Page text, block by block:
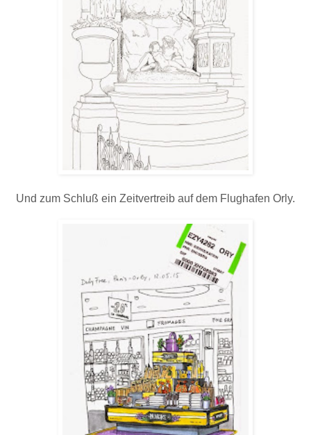
Und zum Schluß ein Zeitvertreib auf dem Flughafen Orly.